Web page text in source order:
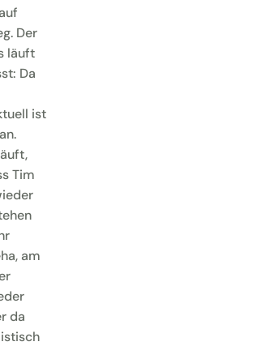
Der
läuft
Da
ist
Tim
am
da